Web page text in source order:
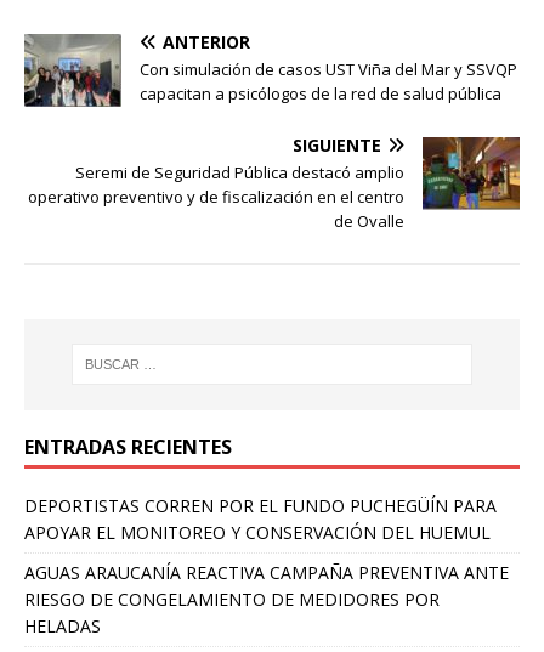
ANTERIOR
Con simulación de casos UST Viña del Mar y SSVQP
capacitan a psicólogos de la red de salud pública
SIGUIENTE
Seremi de Seguridad Pública destacó amplio
operativo preventivo y de fiscalización en el centro
de Ovalle
ENTRADAS RECIENTES
DEPORTISTAS CORREN POR EL FUNDO PUCHEGÜÍN PARA
APOYAR EL MONITOREO Y CONSERVACIÓN DEL HUEMUL
AGUAS ARAUCANÍA REACTIVA CAMPAÑA PREVENTIVA ANTE
RIESGO DE CONGELAMIENTO DE MEDIDORES POR
HELADAS